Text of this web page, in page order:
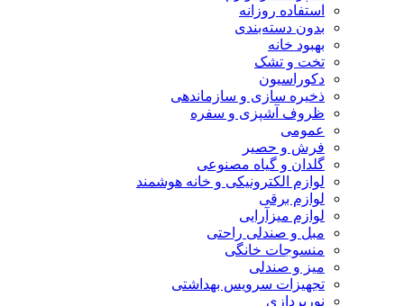
استفاده روزانه
بدون دسته‌بندی
بهبود خانه
تخت و تشک
دکوراسیون
ذخیره سازی و سازماندهی
ظروف آشپزی و سفره
عمومی
فرش و حصیر
گلدان و گیاه مصنوعی
لوازم الکترونیکی و خانه هوشمند
لوازم برقی
لوازم میزآرایی
مبل و صندلی راحتی
منسوجات خانگی
میز و صندلی
تجهیزات سرویس بهداشتی
نورپردازی